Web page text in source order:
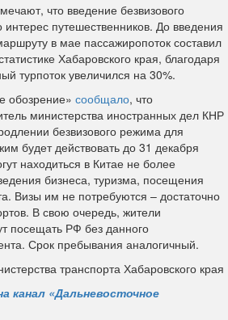
что введение безвизового
путешественников. До введения
в мае пассажиропоток составил
Хабаровского края, благодаря
турпоток увеличился на 30%.
обозрение» сообщало, что
министерства иностранных дел КНР
безвизового режима для
будет действовать до 31 декабря
находиться в Китае не более
бизнеса, туризма, посещения
Визы им не потребуются – достаточно
В свою очередь, жители
посещать РФ без данного
Срок пребывания аналогичный.
транспорта Хабаровского края
канал «Дальневосточное